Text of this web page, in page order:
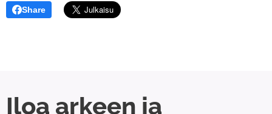
Share
Iloa arkeen ja